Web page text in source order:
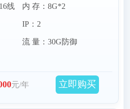
线
内 存：8G*2
IP：2
流 量：30G防御
元/年 立即购买